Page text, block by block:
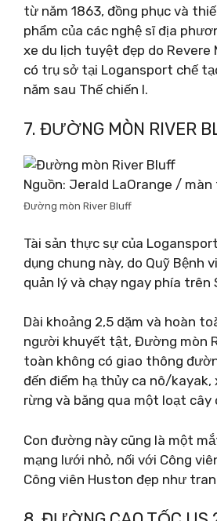
từ năm 1863, đồng phục và
phẩm của các nghệ sĩ địa
xe du lịch tuyệt đẹp do Revere
có trụ sở tại Logansport chế
năm sau Thế chiến I.
7. ĐƯỜNG MÒN RIVER
Nguồn: Jerald LaOrange / màn
Đường mòn River Bluff
Tài sản thực sự của
dụng chung này, do Quỹ Bệnh
quản lý và chạy ngay phía trên
Dài khoảng 2,5 dặm và hoàn
người khuyết tật, Đường mòn
toàn không có giao thông
đến điểm hạ thủy ca nô/kayak,
rừng và băng qua một loạt cây
Con đường này cũng là một
mạng lưới nhỏ, nối với Công
Công viên Huston đẹp như